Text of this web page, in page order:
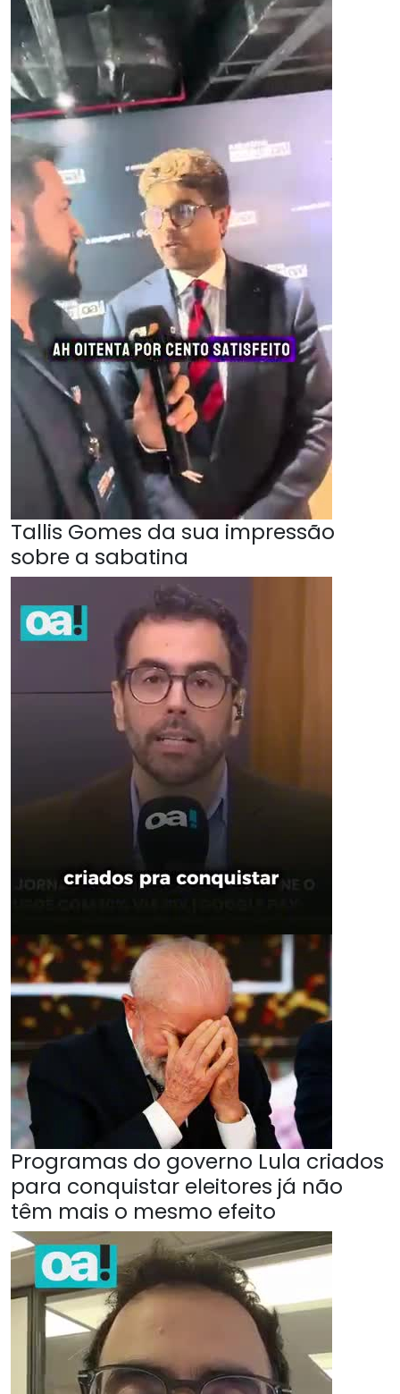
Tallis Gomes da sua impressão
sobre a sabatina
Programas do governo Lula criados
para conquistar eleitores já não
têm mais o mesmo efeito